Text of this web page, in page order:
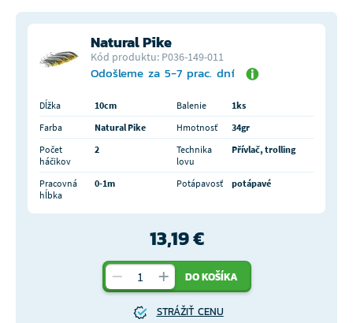
Natural Pike
Kód produktu: P036-149-011
Odošleme za 5-7 prac. dní
Dĺžka 10cm Balenie
1ks
Farba
Natural Pike Hmotnosť
34gr
Počet
háčikov
2
Technika
lovu
Přívlač, trolling
Pracovná
hĺbka
0-1m Potápavosť potápavé
13,19 €
DO KOŠÍKA
STRÁŽIŤ CENU